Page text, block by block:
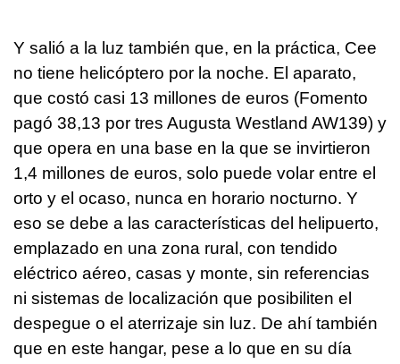
Y salió a la luz también que, en la práctica, Cee
no tiene helicóptero por la noche. El aparato,
que costó casi 13 millones de euros (Fomento
pagó 38,13 por tres Augusta Westland AW139) y
que opera en una base en la que se invirtieron
1,4 millones de euros, solo puede volar entre el
orto y el ocaso, nunca en horario nocturno. Y
eso se debe a las características del helipuerto,
emplazado en una zona rural, con tendido
eléctrico aéreo, casas y monte, sin referencias
ni sistemas de localización que posibiliten el
despegue o el aterrizaje sin luz. De ahí también
que en este hangar, pese a lo que en su día